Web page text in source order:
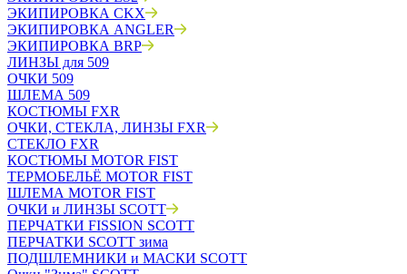
ЭКИПИРОВКА CKX
ЭКИПИРОВКА ANGLER
ЭКИПИРОВКА BRP
ЛИНЗЫ для 509
ОЧКИ 509
ШЛЕМА 509
КОСТЮМЫ FXR
ОЧКИ, СТЕКЛА, ЛИНЗЫ FXR
СТЕКЛО FXR
КОСТЮМЫ MOTOR FIST
ТЕРМОБЕЛЬЁ MOTOR FIST
ШЛЕМА MOTOR FIST
ОЧКИ и ЛИНЗЫ SCOTT
ПЕРЧАТКИ FISSION SCOTT
ПЕРЧАТКИ SCOTT зима
ПОДШЛЕМНИКИ и МАСКИ SCOTT